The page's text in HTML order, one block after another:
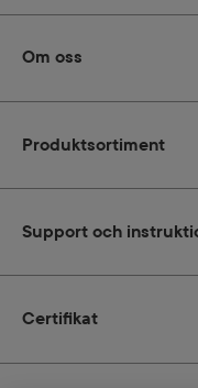
Certifikat
Om oss
Produktsortiment
Support och